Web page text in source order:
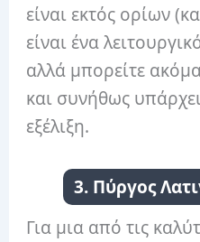
είναι εκτός ορίων
είναι ένα
αλλά μπορείτε
και συνήθως
εξέλιξη.
3. Πύργος
Για μια από τις